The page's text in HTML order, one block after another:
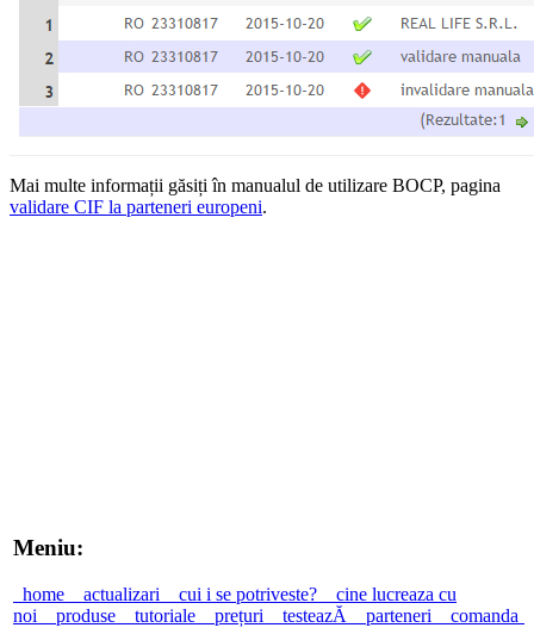
Mai multe informații găsiți în manualul de utilizare BOCP, pagina
validare CIF la parteneri europeni.
Meniu:
home actualizari cui i se potriveste?
cine lucreaza cu
noi
produse tutoriale prețuri testeazĂ parteneri comanda